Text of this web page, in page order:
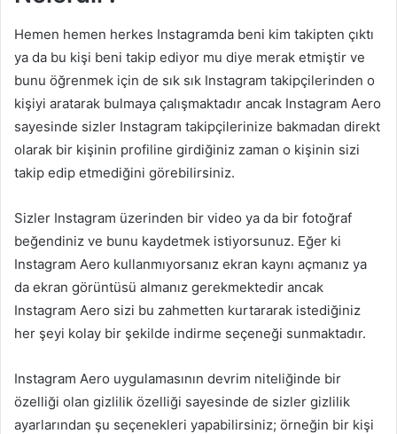
Hemen hemen herkes Instagramda beni kim takipten çıktı
ya da bu kişi beni takip ediyor mu diye merak etmiştir ve
bunu öğrenmek için de sık sık Instagram takipçilerinden o
kişiyi aratarak bulmaya çalışmaktadır ancak Instagram Aero
sayesinde sizler Instagram takipçilerinize bakmadan direkt
olarak bir kişinin profiline girdiğiniz zaman o kişinin sizi
takip edip etmediğini görebilirsiniz.
Sizler Instagram üzerinden bir video ya da bir fotoğraf
beğendiniz ve bunu kaydetmek istiyorsunuz. Eğer ki
Instagram Aero kullanmıyorsanız ekran kaynı açmanız ya
da ekran görüntüsü almanız gerekmektedir ancak
Instagram Aero sizi bu zahmetten kurtararak istediğiniz
her şeyi kolay bir şekilde indirme seçeneği sunmaktadır.
Instagram Aero uygulamasının devrim niteliğinde bir
özelliği olan gizlilik özelliği sayesinde de sizler gizlilik
ayarlarından şu seçenekleri yapabilirsiniz; örneğin bir kişi